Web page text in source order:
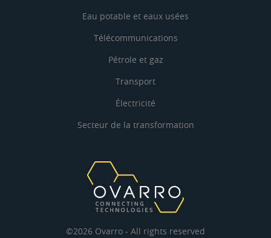
Eau potable et eaux usées
Télécommunications
Pétrole et gaz
Transport
Électricité
Secteur de la transformation
©2026 Ovarro - All rights reserved